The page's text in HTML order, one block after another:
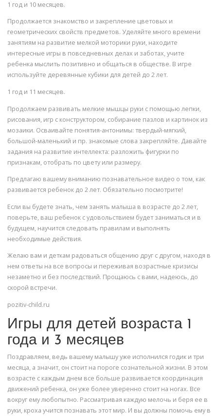
1 год и 10 месяцев.
Продолжается знакомство и закрепление цветовых и
геометрических свойств предметов. Уделяйте много времени
занятиям на развитие мелкой моторики руки, находите
интересные игры в повседневных делах и заботах, учите
ребенка мыслить позитивно и общаться в обществе. В игре
используйте деревянные кубики для детей до 2 лет.
1 год и 11 месяцев.
Продолжаем развивать мелкие мышцы руки с помощью лепки,
рисования, игр с конструктором, собирание пазлов и картинок из
мозаики. Осваивайте понятия-антонимы: твердый-мягкий,
большой-маленький и пр. знакомые слова закрепляйте. Давайте
задания на развитие интеллекта: разложить фигурки по
признакам, отобрать по цвету или размеру.
Предлагаю вашему вниманию познавательное видео о том, как
развивается ребенок до 2 лет. Обязательно посмотрите!
Если вы будете знать, чем занять малыша в возрасте до 2 лет,
поверьте, ваш ребенок с удовольствием будет заниматься и в
будущем, научится следовать правилам и выполнять
необходимые действия.
Желаю вам и деткам радоваться общению друг с другом, находя в
нем ответы на все вопросы и переживая возрастные кризисы
незаметно и без последствий. Прощаюсь с вами, надеюсь, до
скорой встречи.
pozitiv-child.ru
Игры для детей возраста 1
года и 3 месяцев
Поздравляем, ведь вашему малышу уже исполнился годик и три
месяца, а значит, он стоит на пороге сознательной жизни. В этом
возрасте с каждым днем все больше развивается координация
движений ребенка, он уже более уверенно стоит на ногах. Все
вокруг ему любопытно. Рассматривая каждую мелочь и беря ее в
руки, кроха учится познавать этот мир. И вы должны помочь ему в